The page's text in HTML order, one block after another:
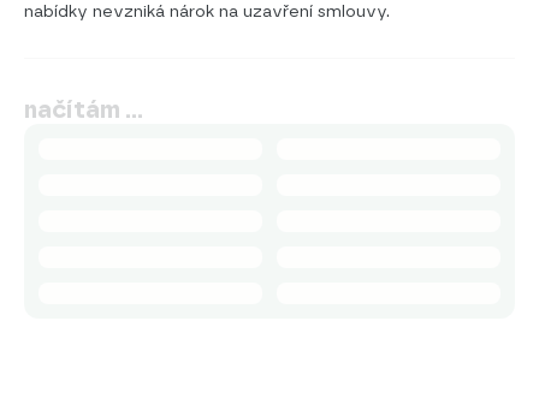
nabídky nevzniká nárok na uzavření smlouvy.
načítám …